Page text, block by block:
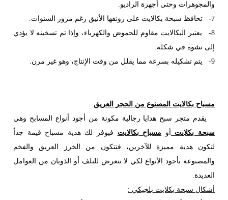
والمجوهرات وحتى أجهزة الراديو.
7- تحافظ سبحة بكالايت على رونقها الأنيق رغم مرور السنوات.
8- يعتبر البكالايت مقاوم للحموض والكهرباء، وإذا تم تسخينه لا يؤدي
إلى تشوه في شكله.
9- يتم تشكيله بسرعة مما يقلل من وقت الإنتاج، وهو غير مرن.
مسباح بكالايت المصنوع من الحجر العريق
يقدم متجر سبح هدايا رجالية مكونة من أجود أنواع المسابح وهي
سبحة بكلايت
أو مسباح بكالايت فيوفر لك هدية مسباح قيمة جداً
لتكون هدية مميزة للآخرين، فتتكون من الخرز العريق والفخم
والمصنوعة بأجود الأنواع لكي لا تتعرض للتلف أو الذوبان من العوامل
العديدة.
أشكال سبحة بكلايت بلجيكي :